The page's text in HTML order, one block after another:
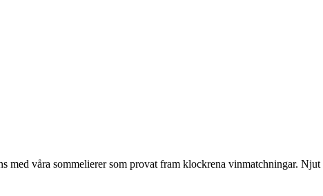
våra sommelierer som provat fram klockrena vinmatchningar. Njut